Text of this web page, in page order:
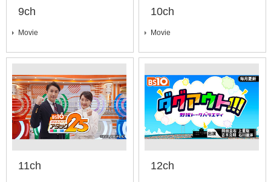
9ch
Movie
10ch
Movie
11ch 12ch